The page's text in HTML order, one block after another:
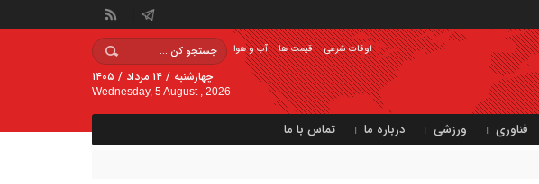
آب و هوا قیمت ها اوقات شرعی
چهارشنبه / ۱۴ مرداد / ۱۴۰۵
Wednesday, 5 August , 2026
فناوری ورزشی درباره ما تماس با ما